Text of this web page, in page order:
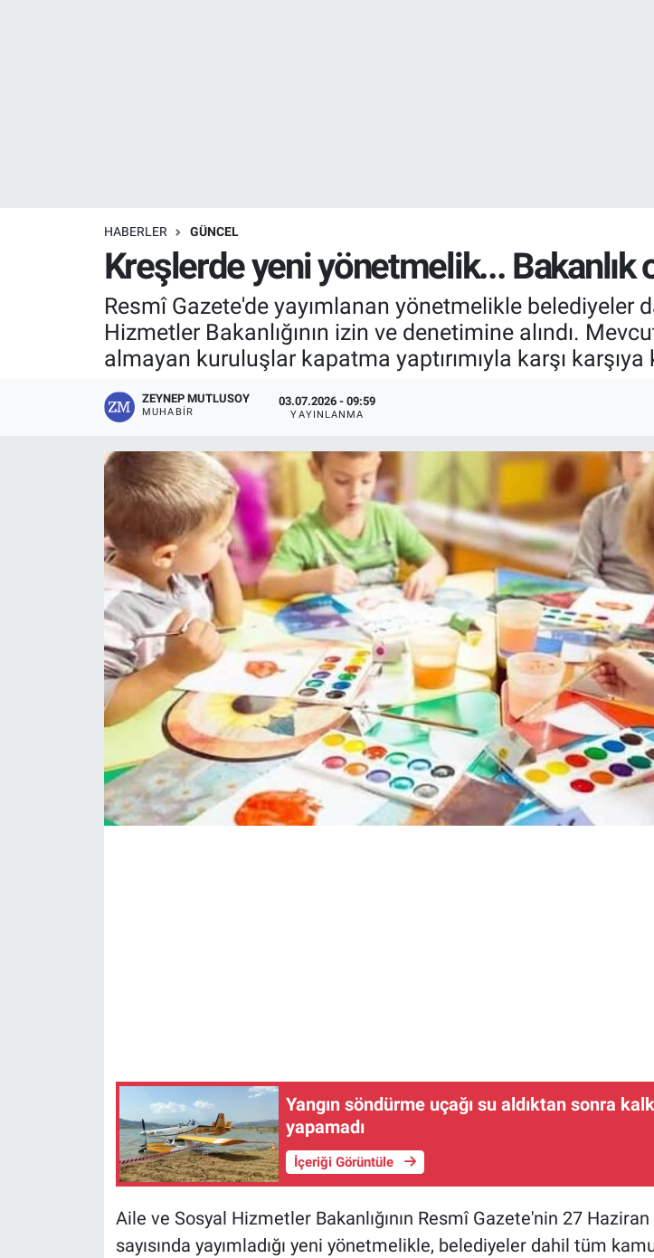
HABERLER GÜNCEL
Kreşlerde yeni yönetmelik... Bakanlık
Resmî Gazete'de yayımlanan yönetmelikle belediyeler
Hizmetler Bakanlığının izin ve denetimine alındı.
almayan kuruluşlar kapatma yaptırımıyla karşı
ZEYNEP MUTLUSOY
MUHABIR
03.07.2026 - 09:59
YAYINLANMA
Yangın söndürme uçağı su aldıktan sonra
yapamadı
İçeriği Görüntüle
Aile ve Sosyal Hizmetler Bakanlığının Resmî Gazete'nin 27
sayısında yayımladığı yeni yönetmelikle, belediyeler dahil tüm